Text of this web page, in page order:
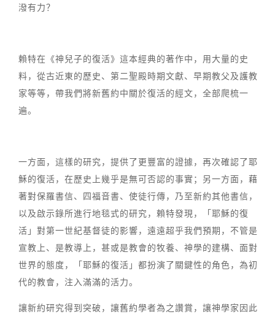
潑有力？
賴特在《神兒子的復活》這本經典的著作中，用大量的史
料，從古近東的歷史、第二聖殿時期文獻、早期教父及護教
家等等，帶我們將新舊約中關於復活的經文，全部爬梳一
遍。
一方面，這樣的研究，提供了更豐富的證據，再次確認了耶
穌的復活，在歷史上幾乎是無可否認的事實；另一方面，藉
著對保羅書信、四福音書、使徒行傳，乃至新約其他書信，
以及啟示錄所進行地毯式的研究，賴特發現，「耶穌的復
活」對第一世紀基督徒的影響，遠遠超乎我們預期，不管是
宣教上、是教導上，甚或是教會的牧養、神學的建構、面對
世界的態度，「耶穌的復活」都扮演了關鍵性的角色，為初
代的教會，注入滿滿的活力。
讓新約研究得到突破，讓舊約學者為之讚賞，讓神學家因此